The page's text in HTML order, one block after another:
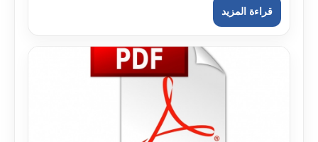
قراءة المزيد